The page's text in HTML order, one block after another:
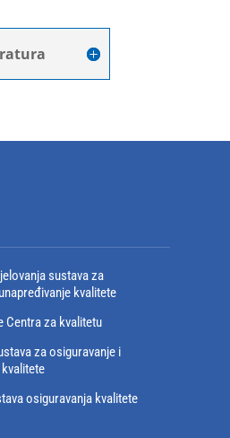
sustava za
kvalitete
Centra za kvalitetu
za osiguravanje i
osiguravanja kvalitete